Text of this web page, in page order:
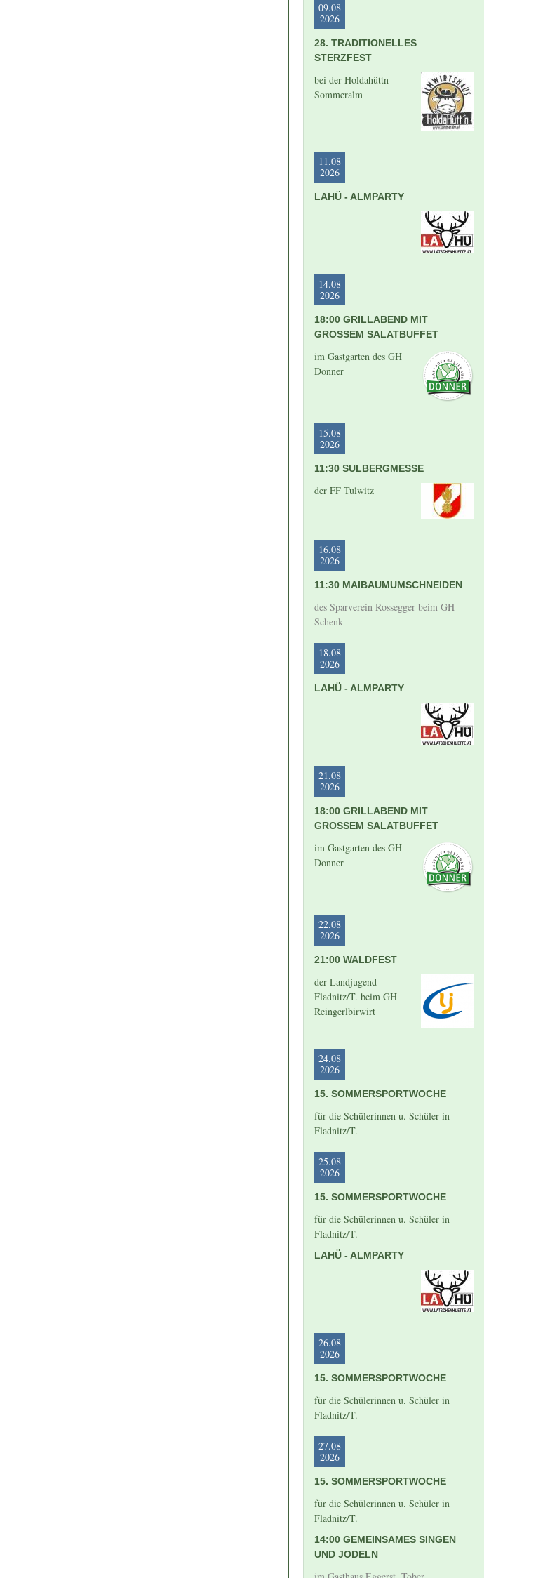
09.08
2026
28. TRADITIONELLES
STERZFEST
bei der Holdahüttn -
Sommeralm
11.08
2026
LAHÜ - ALMPARTY
14.08
2026
18:00 GRILLABEND MIT
GROSSEM SALATBUFFET
im Gastgarten des GH
Donner
15.08
2026
11:30 SULBERGMESSE
der FF Tulwitz
16.08
2026
11:30 MAIBAUMUMSCHNEIDEN
des Sparverein Rossegger beim GH
Schenk
18.08
2026
LAHÜ - ALMPARTY
21.08
2026
18:00 GRILLABEND MIT
GROSSEM SALATBUFFET
im Gastgarten des GH
Donner
22.08
2026
21:00 WALDFEST
der Landjugend
Fladnitz/T. beim GH
Reingerlbirwirt
24.08
2026
15. SOMMERSPORTWOCHE
für die Schülerinnen u. Schüler in
Fladnitz/T.
25.08
2026
15. SOMMERSPORTWOCHE
für die Schülerinnen u. Schüler in
Fladnitz/T.
LAHÜ - ALMPARTY
26.08
2026
15. SOMMERSPORTWOCHE
für die Schülerinnen u. Schüler in
Fladnitz/T.
27.08
2026
15. SOMMERSPORTWOCHE
für die Schülerinnen u. Schüler in
Fladnitz/T.
14:00 GEMEINSAMES SINGEN
UND JODELN